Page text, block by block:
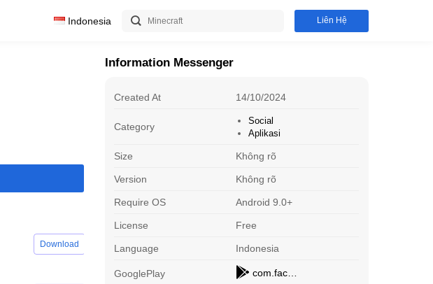
Indonesia Liên Hệ
Download
Evowars io
Information Messenger
Created At 14/10/2024
Category
Social
Aplikasi
Size Không rõ
Version Không rõ
Require OS Android 9.0+
License Free
Language Indonesia
GooglePlay com.facebook.orca